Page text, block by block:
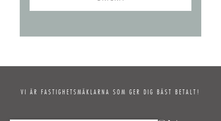
VI ÄR FASTIGHETSMÄKLARNA SOM GER DIG BÄST BETALT!